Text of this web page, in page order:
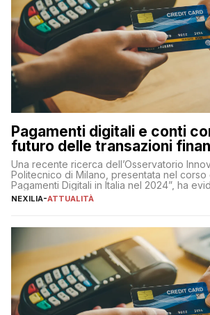
Pagamenti digitali e conti
futuro delle transazioni
Una recente ricerca dell’Osservatorio
Politecnico di Milano, presentata nel corso
Pagamenti Digitali in Italia nel 2024”, ha
definitivi del primo semestre 2024
NEXILIA-ATTUALITÀ